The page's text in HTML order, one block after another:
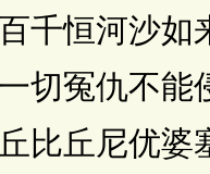
千恒河沙如
切冤仇不能
比丘尼优婆